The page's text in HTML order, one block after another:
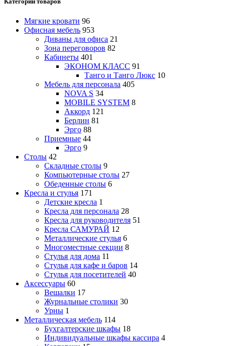
Мягкие кровати 96
Офисная мебель 953
Диваны для офиса 21
Зона переговоров 82
Кабинеты 401
ЭКОНОМ КЛАСС 91
Танго и Танго Люкс 10
Мебель для персонала 405
NOVA S 34
MOBILE SYSTEM 8
Аккорд 121
Берлин 81
Эрго 88
Приемные 44
Эрго 9
Столы 42
Складные столы 9
Компьютерные столы 27
Обеденные столы 6
Кресла и стулья 171
Детские кресла 1
Кресла для персонала 28
Кресла для руководителя 51
Кресла САМУРАЙ 12
Металлические стулья 6
Многоместные секции 8
Стулья для дома 11
Стулья для кафе и баров 14
Стулья для посетителей 40
Аксессуары 60
Вешалки 17
Журнальные столики 30
Урны 1
Металлическая мебель 114
Бухгалтерские шкафы 18
Индивидуальные шкафы кассира 4